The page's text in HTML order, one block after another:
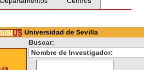
Universidad de Sevilla
Buscar: